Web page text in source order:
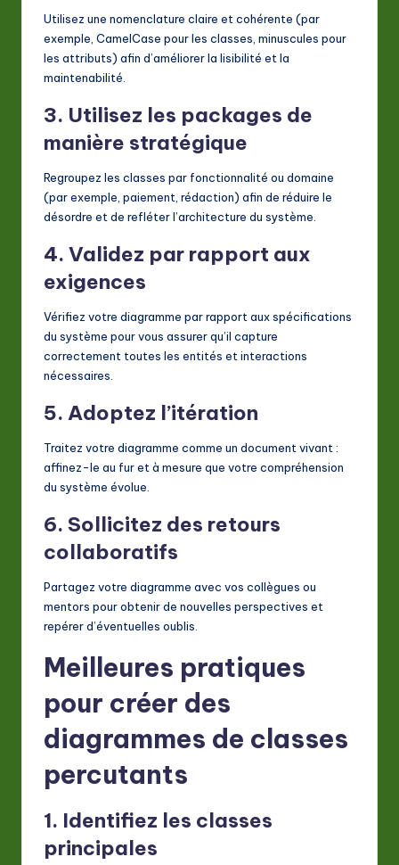
Utilisez une nomenclature claire et cohérente (par
exemple, CamelCase pour les classes, minuscules pour
les attributs) afin d’améliorer la lisibilité et la
maintenabilité.
3. Utilisez les packages de
manière stratégique
Regroupez les classes par fonctionnalité ou domaine
(par exemple, paiement, rédaction) afin de réduire le
désordre et de refléter l’architecture du système.
4. Validez par rapport aux
exigences
Vérifiez votre diagramme par rapport aux spécifications
du système pour vous assurer qu’il capture
correctement toutes les entités et interactions
nécessaires.
5. Adoptez l’itération
Traitez votre diagramme comme un document vivant :
affinez-le au fur et à mesure que votre compréhension
du système évolue.
6. Sollicitez des retours
collaboratifs
Partagez votre diagramme avec vos collègues ou
mentors pour obtenir de nouvelles perspectives et
repérer d’éventuelles oublis.
Meilleures pratiques
pour créer des
diagrammes de classes
percutants
1. Identifiez les classes
principales